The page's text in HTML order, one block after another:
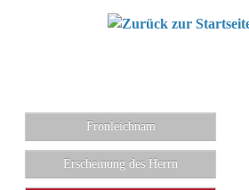
Fronleichnam
Erscheinung des Herrn